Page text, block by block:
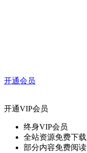
开通会员
开通VIP会员
终身VIP会员
全站资源免费下载
部分内容免费阅读